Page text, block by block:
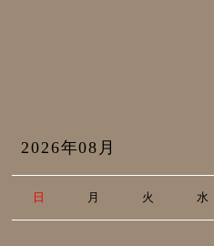
2026年08月
日 月 火 水